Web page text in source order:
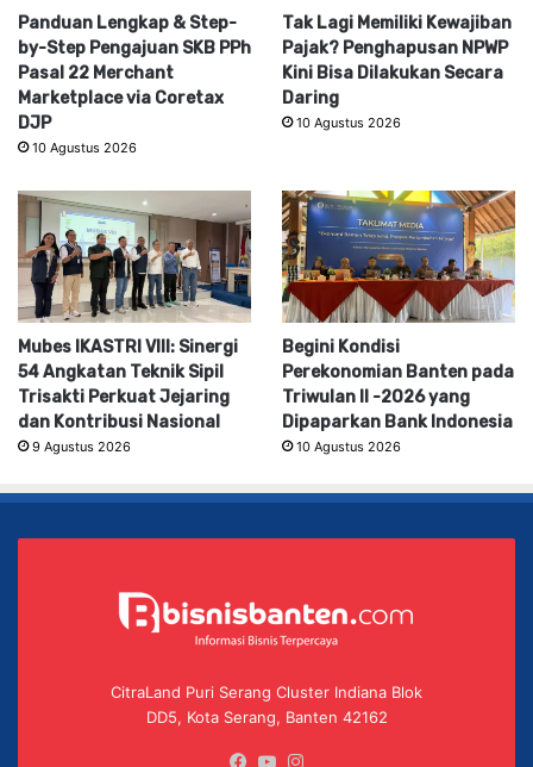
Panduan Lengkap & Step-
by-Step Pengajuan SKB PPh
Pasal 22 Merchant
Marketplace via Coretax
DJP
10 Agustus 2026
Tak Lagi Memiliki Kewajiban
Pajak? Penghapusan NPWP
Kini Bisa Dilakukan Secara
Daring
10 Agustus 2026
Mubes IKASTRI VIII: Sinergi
54 Angkatan Teknik Sipil
Trisakti Perkuat Jejaring
dan Kontribusi Nasional
9 Agustus 2026
Begini Kondisi
Perekonomian Banten pada
Triwulan II -2026 yang
Dipaparkan Bank Indonesia
10 Agustus 2026
CitraLand Puri Serang Cluster Indiana Blok
DD5, Kota Serang, Banten 42162
Facebook
YouTube